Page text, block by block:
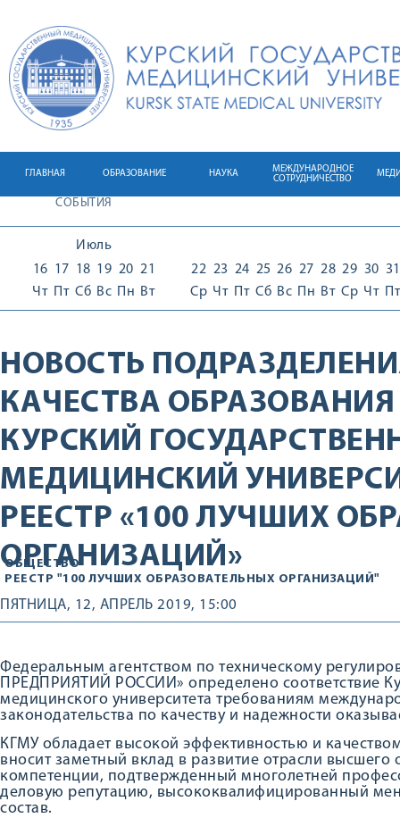
ГЛАВНАЯ ОБРАЗОВАНИЕ НАУКА
МЕЖДУНАРОДНОЕ
СОТРУДНИЧЕСТВО
СОБЫТИЯ
Июль
16
Чт
17
Пт
18
Сб
19
Вс
20
Пн
21
Вт
22
Ср
23
Чт
24
Пт
25
Сб
26
Вс
27
Пн
28
Вт
29
Ср
30
Чт
31
Пт
НОВОСТЬ
КАЧЕСТВА ОБРАЗОВАНИЯ
КУРСКИЙ
МЕДИЦИНСКИЙ
РЕЕСТР «100 ЛУЧШИХ
ОРГАНИЗАЦИЙ»
ОБЩЕСТВО
РЕЕСТР "100 ЛУЧШИХ ОБРАЗОВАТЕЛЬНЫХ ОРГАНИЗАЦИЙ"
ПЯТНИЦА, 12, АПРЕЛЬ 2019, 15:00
Федеральным агентством по техническому
ПРЕДПРИЯТИЙ РОССИИ» определено соответствие
медицинского университета требованиям
законодательства по качеству и надежности
КГМУ обладает высокой эффективностью и
вносит заметный вклад в развитие отрасли
компетенции, подтвержденный многолетней
деловую репутацию, высококвалифицированный
состав.